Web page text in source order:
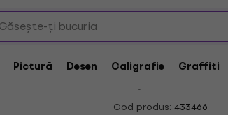
Pictură Desen Caligrafie Graffiti
Oferta s-a încheiat
Etrofil Vivaldi
Cod produs: 433466